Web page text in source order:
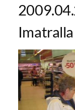
Imatralla